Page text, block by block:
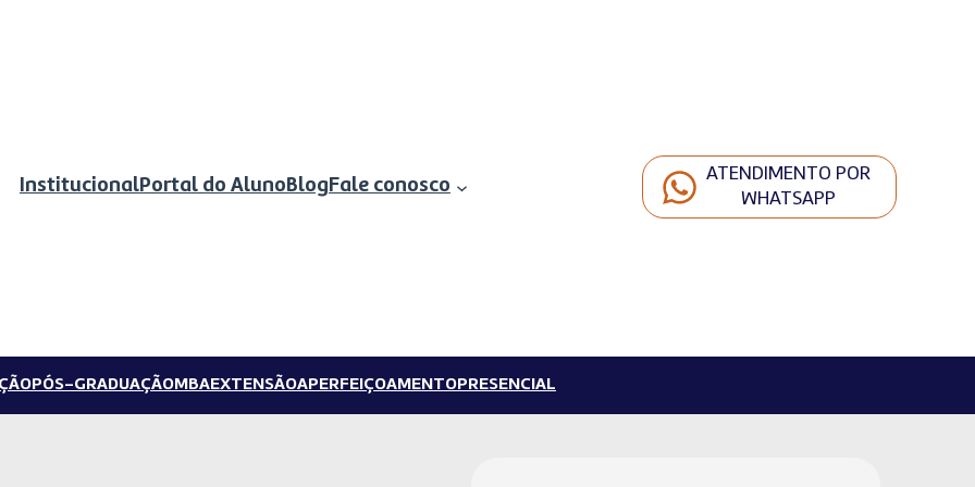
InstitucionalPortal do AlunoBlogFale conosco
ATENDIMENTO POR
WHATSAPP
PÓS-GRADUAÇÃOMBAEXTENSÃOAPERFEIÇOAMENTOPRESENCIAL